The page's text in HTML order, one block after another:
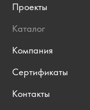
Проекты
Каталог
Компания
Сертификаты
Контакты